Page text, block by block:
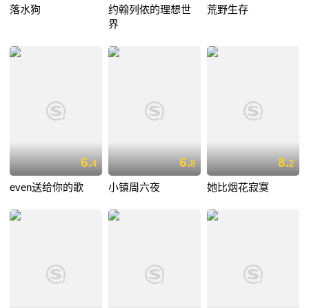
落水狗
约翰列侬的理想世
界
荒野生存
6.4
even送给你的歌
6.8
小镇周六夜
8.2
她比烟花寂寞